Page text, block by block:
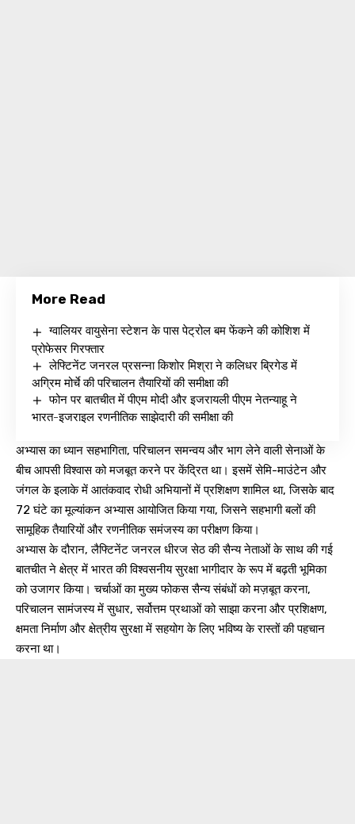
More Read
ग्वालियर वायुसेना स्टेशन के पास पेट्रोल बम फेंकने की कोशिश में
प्रोफेसर गिरफ्तार
लेफ्टिनेंट जनरल प्रसन्ना किशोर मिश्रा ने कलिधर ब्रिगेड में
अग्रिम मोर्चे की परिचालन तैयारियों की समीक्षा की
फोन पर बातचीत में पीएम मोदी और इजरायली पीएम नेतन्याहू ने
भारत-इजराइल रणनीतिक साझेदारी की समीक्षा की
अभ्यास का ध्यान सहभागिता, परिचालन समन्वय और भाग लेने वाली सेनाओं के
बीच आपसी विश्वास को मजबूत करने पर केंद्रित था। इसमें सेमि-माउंटेन और
जंगल के इलाके में आतंकवाद रोधी अभियानों में प्रशिक्षण शामिल था, जिसके बाद
72 घंटे का मूल्यांकन अभ्यास आयोजित किया गया, जिसने सहभागी बलों की
सामूहिक तैयारियों और रणनीतिक समंजस्य का परीक्षण किया।
अभ्यास के दौरान, लैफ्टिनेंट जनरल धीरज सेठ की सैन्य नेताओं के साथ की गई
बातचीत ने क्षेत्र में भारत की विश्वसनीय सुरक्षा भागीदार के रूप में बढ़ती भूमिका
को उजागर किया। चर्चाओं का मुख्य फोकस सैन्य संबंधों को मज़बूत करना,
परिचालन सामंजस्य में सुधार, सर्वोत्तम प्रथाओं को साझा करना और प्रशिक्षण,
क्षमता निर्माण और क्षेत्रीय सुरक्षा में सहयोग के लिए भविष्य के रास्तों की पहचान
करना था।